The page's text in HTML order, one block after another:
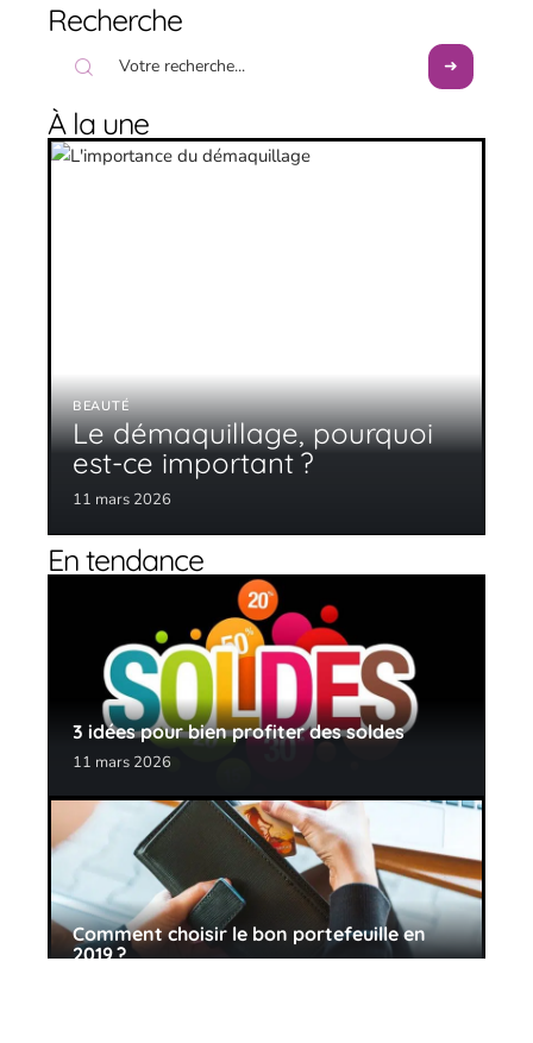
Recherche
À la une
BEAUTÉ
Le démaquillage, pourquoi
est-ce important ?
11 mars 2026
En tendance
3 idées pour bien profiter des soldes
11 mars 2026
Comment choisir le bon portefeuille en
2019 ?